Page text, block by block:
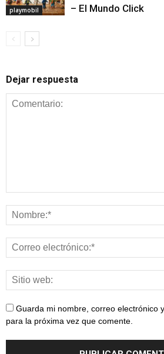
playmobil
– El Mundo Click
Dejar respuesta
Guarda mi nombre, correo electrónico
para la próxima vez que comente.